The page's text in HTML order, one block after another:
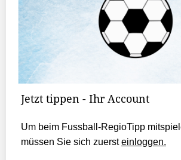
Jetzt tippen - Ihr Account
Um beim Fussball-RegioTipp
müssen Sie sich zuersteinloggen.